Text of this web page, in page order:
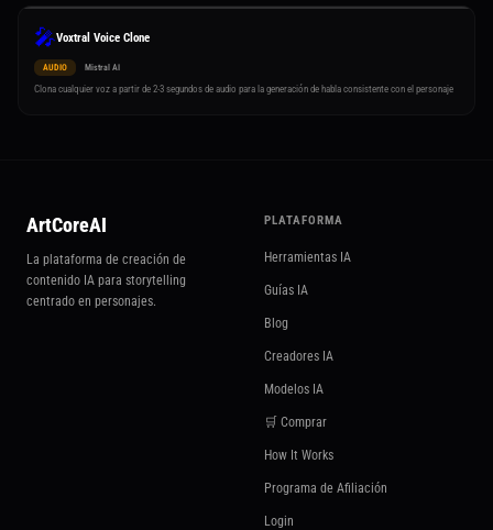
🎤Voxtral Voice Clone
AUDIO Mistral AI
Clona cualquier voz a partir de 2-3 segundos de audio para la generación de habla consistente con el personaje
ArtCoreAI
La plataforma de creación de
contenido IA para storytelling
centrado en personajes.
PLATAFORMA
Herramientas IA
Guías IA
Blog
Creadores IA
Modelos IA
🛒 Comprar
How It Works
Programa de Afiliación
Login